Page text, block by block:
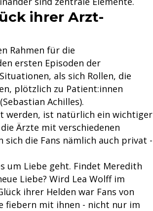
ihrer Arzt-
Rahmen für die
ersten Episoden der
als sich Rollen, die
plötzlich zu Patient:innen
Achilles).
werden, ist natürlich ein wichtiger
Ärzte mit verschiedenen
die Fans nämlich auch privat -
um Liebe geht. Findet Meredith
Liebe? Wird Lea Wolff im
ihrer Helden war Fans von
fiebern mit ihnen - nicht nur im